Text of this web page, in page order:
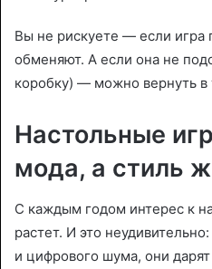
Вы не рискуете — если игра
обменяют. А если она не
коробку) — можно вернуть в
Настольные
мода, а стиль
С каждым годом интерес к
растет. И это
и цифрового шума, они